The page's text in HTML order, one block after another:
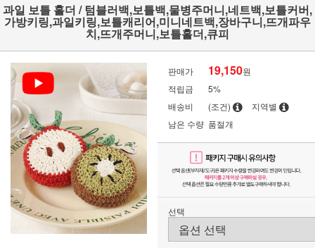
과일 보틀 홀더 / 텀블러백,보틀백,물병주머니,네트백,보틀커버,
가방키링,과일키링,보틀캐리어,미니네트백,장바구니,뜨개파우
치,뜨개주머니,보틀홀더,큐피
판매가 19,150원
적립금
5%
배송비
(조건)
지역별
남은 수량 품절개
선택